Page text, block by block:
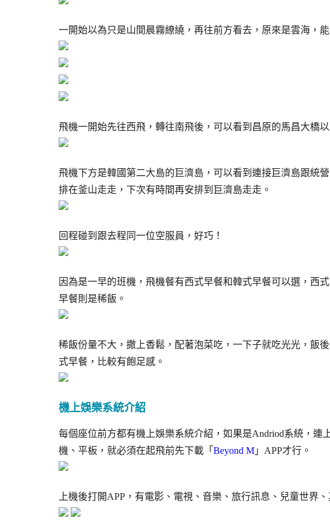
一開始以為只是山間晨霧繚繞，再往前方看去，原來是雲海，
飛機一開始先往西飛，轉往南飛後，可以看到昌原的馬昌大橋
飛機下方是韓國第二大島的巨濟島，可以看到連接巨濟島跟統
排在釜山走走，下次有時間再安排到巨濟島走走。
回程碰到跟去程同一位空服員，好巧！
因為是一早的班機，飛機餐有西式早餐和韓式早餐可以選，西
早餐則是稀飯。
稀飯份量不大，撒上香鬆，配著泡菜吃，一下子就吃光光，飯
式早餐，比較有飽足感。
機上娛樂系統介紹
每個座位前方都有機上娛樂系統介紹，如果是Andriod系統，連
機、平板，就必須在起飛前先下載「 Beyond M 」APP才行。
上機後打開APP，有電影、電視、音樂、旅行訊息、兒童世界